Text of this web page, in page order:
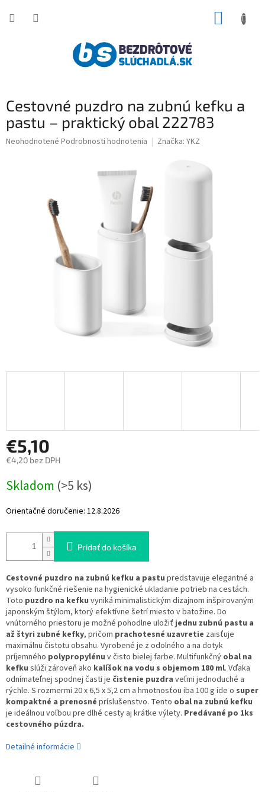
Cestovné puzdro na zubnú kefku a
pastu – praktický obal 222783
Priemerné
Neohodnotené Podrobnosti hodnotenia Značka: YKZ
€5,10
€4,20 bez DPH
cena:
Skladom (>5 ks)
Orientačné doručenie: 12.8.2026
Pridať do košíka
Cestovné puzdro na zubnú kefku a pastu predstavuje elegantné a
vysoko funkčné riešenie na hygienické ukladanie potrieb na cestách.
Toto puzdro na kefku vyniká minimalistickým dizajnom inšpirovaným
japonským štýlom, ktorý efektívne šetrí miesto v batožine. Do
vnútorného priestoru je možné pohodlne uložiťjednu zubnú pastu a
až štyri zubné kefky, pričom prachotesné uzavretie zaisťuje
maximálnu čistotu obsahu. Vyrobené je z odolného a na dotyk
príjemného polypropylénu v čisto bielej farbe. Multifunkčný obal na
kefku slúži zároveň ako kalíšok na vodu s objemom 180 ml. Vďaka
odnímateľnej spodnej časti je čistenie puzdra veľmi jednoduché a
rýchle. S rozmermi 20 x 6,5 x 5,2 cm a hmotnosťou iba 100 g ide o super
kompaktné a prenosné príslušenstvo. Tento obal na zubnú kefku
je ideálnou voľbou pre dlhé cesty aj krátke výlety. Predávané po 1ks
cestovného púzdra.
Detailné informácie